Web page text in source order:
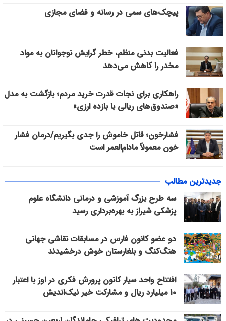
پیچک‌های سمی در رسانه و فضای مجازی
فعالیت بدنی منظم، خطر گرایش نوجوانان به مواد
مخدر را کاهش می‌دهد
راهکاری برای نجات قدرت خرید مردم؛ بازگشت به مدل
«صندوق‌های ریالی با بازده ارزی»
فشارخون؛ قاتل خاموش را جدی بگیریم/درمان فشار
خون معمولاً مادام‌العمر است
جدیدترین مطالب
سه طرح بزرگ آموزشی و درمانی دانشگاه علوم
پزشکی شیراز به بهره‌برداری رسید
دو عضو کانون فارس در مسابقات نقاشی جهانی
هنگ‌کنگ و بلغارستان خوش درخشیدند
افتتاح واحد سیار کانون پرورش فکری در اوز با اعتبار
۱۰ میلیارد ریال و مشارکت خیر نیک‌اندیش